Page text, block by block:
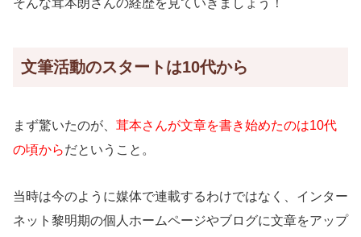
そんな茸本朗さんの経歴を見ていきましょう！
文筆活動のスタートは10代から
まず驚いたのが、 茸本さんが文章を書き始めたのは10代
の頃からだということ。
当時は今のように媒体で連載するわけではなく、インター
ネット黎明期の個人ホームページやブログに文章をアップ